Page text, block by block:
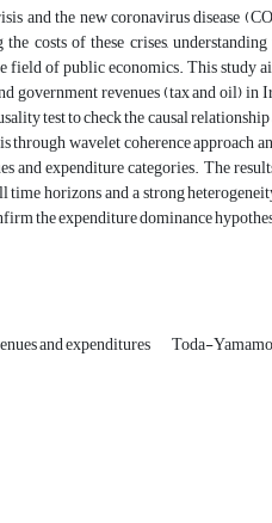
and the new coronavirus disease
costs of these crises,
of public economics. This study
government revenues (tax and oil)
test to check the causal
through wavelet coherence
and expenditure categories. The
time horizons and a strong
the expenditure dominance
and expenditures Toda-